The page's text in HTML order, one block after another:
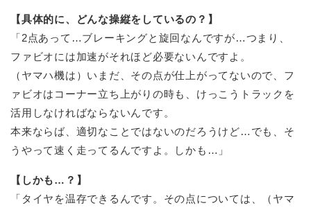
【具体的に、どんな操縦をしているの？】
「2点あって…ブレーキングと旋回なんですが…つまり、
ファビオには加速がそれほど必要ないんですよ。
（ヤマハ機は）いまだ、その点が仕上がってないので、フ
ァビオはコーナー立ち上がりの時も、けっこうトラックを
活用しなければならないんです。
本来ならば、適切なことではないのだろうけど…でも、そ
うやって速く走ってるんですよ。しかも…」
【しかも…？】
「タイヤを温存できるんです。その点については、（ヤマ